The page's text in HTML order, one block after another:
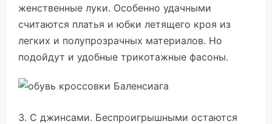
женственные луки. Особенно удачными
считаются платья и юбки летящего кроя из
легких и полупрозрачных материалов. Но
подойдут и удобные трикотажные фасоны.
С джинсами. Беспроигрышными остаются